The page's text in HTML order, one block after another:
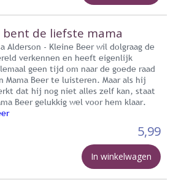
bent de liefste mama
Alderson - Kleine Beer wil dolgraag de
verkennen en heeft eigenlijk
geen tijd om naar de goede raad
Mama Beer te luisteren. Maar als hij
dat hij nog niet alles zelf kan, staat
Beer gelukkig wel voor hem klaar.
5,99
In winkelwagen